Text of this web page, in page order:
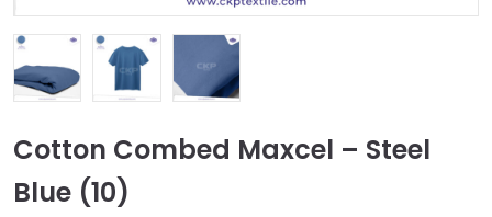
Cotton Combed Maxcel – Steel
Blue (10)